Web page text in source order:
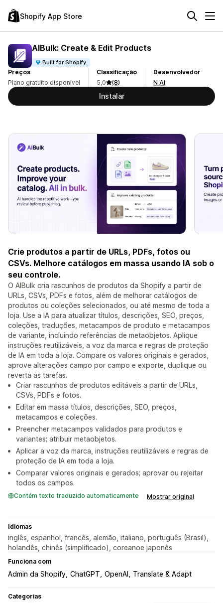
Shopify App Store
AIBulk: Create & Edit Products
Built for Shopify
Preços
Plano gratuito disponível
Classificação
5,0
(8)
Desenvolvedor
N AI
Instalar
Crie produtos a partir de URLs, PDFs, fotos ou
CSVs. Melhore catálogos em massa usando IA sob o
seu controle.
O AIBulk cria rascunhos de produtos da Shopify a partir de
URLs, CSVs, PDFs e fotos, além de melhorar catálogos de
produtos ou coleções selecionados, ou até mesmo de toda a
loja. Use a IA para atualizar títulos, descrições, SEO, preços,
coleções, traduções, metacampos de produto e metacampos
de variante, incluindo referências de metaobjetos. Aplique
instruções reutilizáveis, a voz da marca e regras de proteção
de IA em toda a loja. Compare os valores originais e gerados,
aprove alterações campo por campo e exporte, duplique ou
reverta as tarefas.
Criar rascunhos de produtos editáveis a partir de URLs,
CSVs, PDFs e fotos.
Editar em massa títulos, descrições, SEO, preços,
metacampos e coleções.
Preencher metacampos validados para produtos e
variantes; atribuir metaobjetos.
Aplicar a voz da marca, instruções reutilizáveis e regras de
proteção de IA em toda a loja.
Comparar valores originais e gerados; aprovar ou rejeitar
todos os campos.
Contém texto traduzido automaticamente Mostrar original
Idiomas
inglês, espanhol, francês, alemão, italiano, português (Brasil),
holandês, chinês (simplificado), coreanoe japonês
Funciona com
Admin da Shopify ChatGPT OpenAI Translate & Adapt
Categorias